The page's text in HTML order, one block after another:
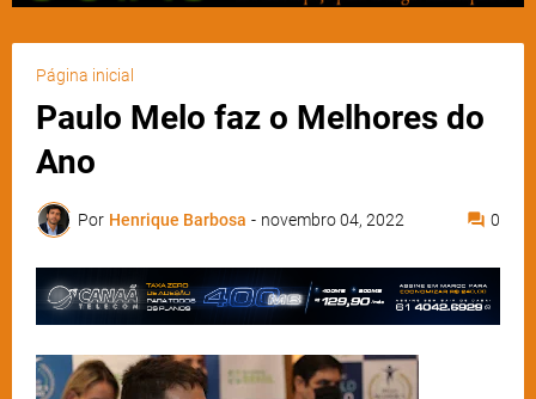
Página inicial
Paulo Melo faz o Melhores do
Ano
Por Henrique Barbosa - novembro 04, 2022 0